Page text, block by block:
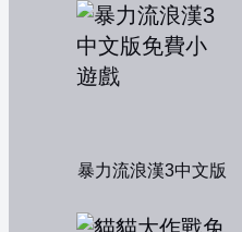
暴力流浪漢3中文版